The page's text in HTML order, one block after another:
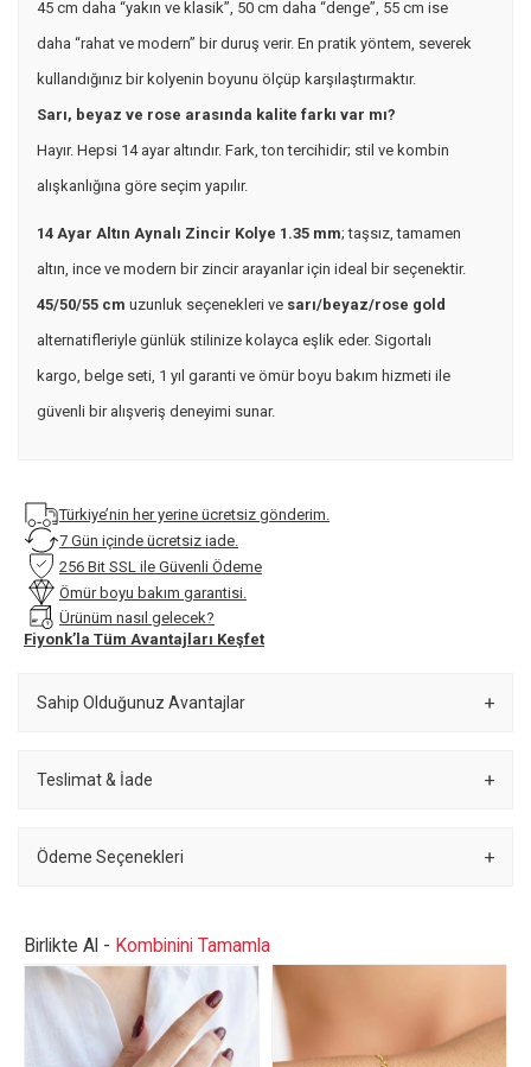
45 cm daha “yakın ve klasik”, 50 cm daha “denge”, 55 cm ise
daha “rahat ve modern” bir duruş verir. En pratik yöntem, severek
kullandığınız bir kolyenin boyunu ölçüp karşılaştırmaktır.
Sarı, beyaz ve rose arasında kalite farkı var mı?
Hayır. Hepsi 14 ayar altındır. Fark, ton tercihidir; stil ve kombin
alışkanlığına göre seçim yapılır.
14 Ayar Altın Aynalı Zincir Kolye 1.35 mm; taşsız, tamamen
altın, ince ve modern bir zincir arayanlar için ideal bir seçenektir.
45/50/55 cm uzunluk seçenekleri ve sarı/beyaz/rose gold
alternatifleriyle günlük stilinize kolayca eşlik eder. Sigortalı
kargo, belge seti, 1 yıl garanti ve ömür boyu bakım hizmeti ile
güvenli bir alışveriş deneyimi sunar.
Türkiye’nin her yerine ücretsiz gönderim.
7 Gün içinde ücretsiz iade.
256 Bit SSL ile Güvenli Ödeme
Ömür boyu bakım garantisi.
Ürünüm nasıl gelecek?
Fiyonk’la Tüm Avantajları Keşfet
Sahip Olduğunuz Avantajlar
Teslimat & İade
Ödeme Seçenekleri
Birlikte Al - Kombinini Tamamla